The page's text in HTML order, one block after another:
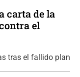
carta de la
el
tras el fallido plan